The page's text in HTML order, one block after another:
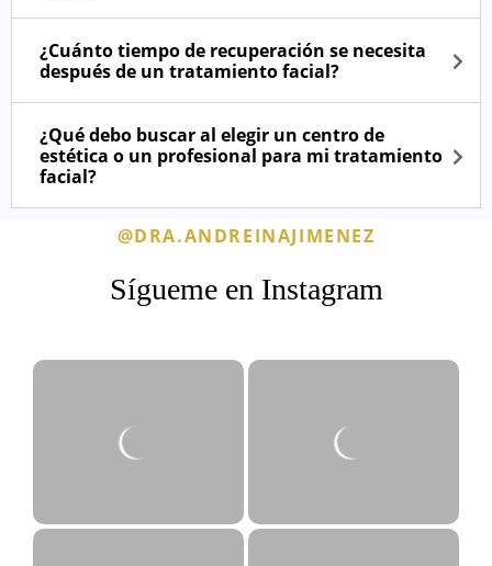
¿Cuánto tiempo de recuperación se necesita
después de un tratamiento facial?
¿Qué debo buscar al elegir un centro de
estética o un profesional para mi tratamiento
facial?
@DRA.ANDREINAJIMENEZ
Sígueme en Instagram